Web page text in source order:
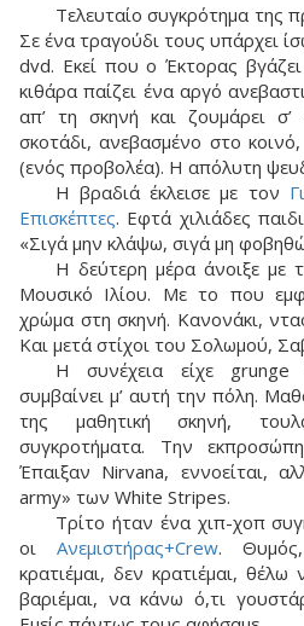
Τελευταίο συγκρότημα της
Σε ένα τραγούδι τους υπάρχει
dvd. Εκεί που ο Έκτορας
κιθάρα παίζει ένα αργό
απ’ τη σκηνή και ζουμάρει
σκοτάδι, ανεβασμένο στο
(ενός προβολέα). Η απόλυτη
Η βραδιά έκλεισε με τον
Επισκέπτες. Εφτά χιλιάδες
«Σιγά μην κλάψω, σιγά μη
Η δεύτερη μέρα άνοιξε με
Μουσικό Ιλίου. Με το που
χρώμα στη σκηνή. Κανονάκι,
Και μετά στίχοι του Σολωμού,
Η συνέχεια είχε
συμβαίνει μ’ αυτή την πόλη.
της μαθητική σκηνή,
συγκροτήματα. Την
Έπαιξαν Nirvana, εννοείται,
army» των White Stripes.
Τρίτο ήταν ένα χιπ-χοπ
οι Ανεμιστήρας+Crew.
κρατιέμαι, δεν κρατιέμαι,
βαριέμαι, να κάνω ό,τι